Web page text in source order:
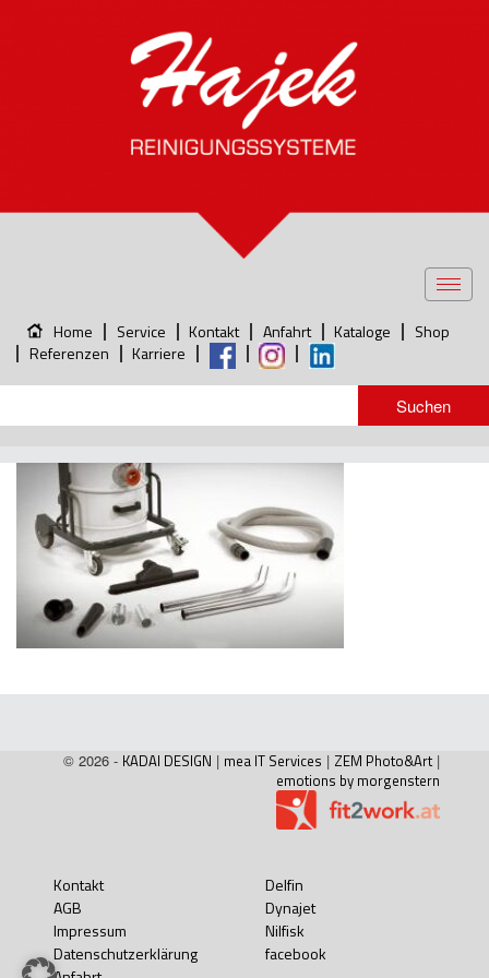
Home Service Kontakt Anfahrt Kataloge
Shop
Referenzen
Karriere
© 2026 - KADAI DESIGN | mea IT Services | ZEM Photo&Art |
emotions by morgenstern
Kontakt
AGB
Impressum
Datenschutzerklärung
Delfin
Dynajet
Nilfisk
facebook